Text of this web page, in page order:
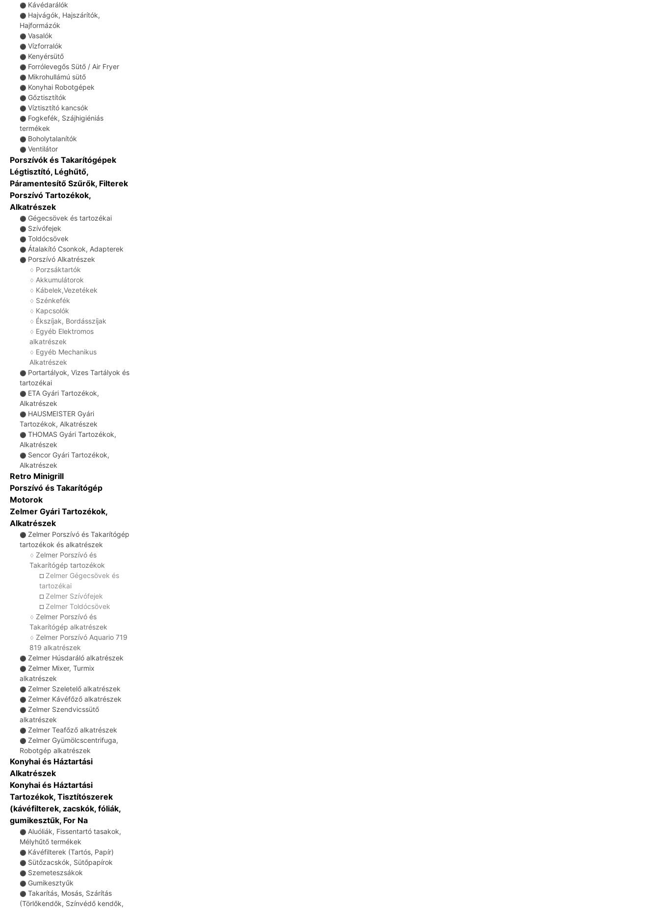
⚫ Kávédarálók
⚫ Hajvágók, Hajszárítók,
Hajformázók
⚫ Vasalók
⚫ Vízforralók
⚫ Kenyérsütő
⚫ Forrólevegős Sütő / Air Fryer
⚫ Mikrohullámú sütő
⚫ Konyhai Robotgépek
⚫ Gőztisztítók
⚫ Víztisztító kancsók
⚫ Fogkefék, Szájhigiéniás
termékek
⚫ Boholytalanítók
⚫ Ventilátor
Porszívók és Takarítógépek
Légtisztító, Léghűtő,
Páramentesítő Szűrők, Filterek
Porszívó Tartozékok,
Alkatrészek
⚫ Gégecsövek és tartozékai
⚫ Szívófejek
⚫ Toldócsövek
⚫ Átalakító Csonkok, Adapterek
⚫ Porszívó Alkatrészek
♢ Porzsáktartók
♢ Akkumulátorok
♢ Kábelek,Vezetékek
♢ Szénkefék
♢ Kapcsolók
♢ Ékszíjak, Bordásszíjak
♢ Egyéb Elektromos
alkatrészek
♢ Egyéb Mechanikus
Alkatrészek
⚫ Portartályok, Vizes Tartályok és
tartozékai
⚫ ETA Gyári Tartozékok,
Alkatrészek
⚫ HAUSMEISTER Gyári
Tartozékok, Alkatrészek
⚫ THOMAS Gyári Tartozékok,
Alkatrészek
⚫ Sencor Gyári Tartozékok,
Alkatrészek
Retro Minigrill
Porszívó és Takarítógép
Motorok
Zelmer Gyári Tartozékok,
Alkatrészek
⚫ Zelmer Porszívó és Takarítógép
tartozékok és alkatrészek
♢ Zelmer Porszívó és
Takarítógép tartozékok
☐ Zelmer Gégecsövek és
tartozékai
☐ Zelmer Szívófejek
☐ Zelmer Toldócsövek
♢ Zelmer Porszívó és
Takarítógép alkatrészek
♢ Zelmer Porszívó Aquario 719
819 alkatrészek
⚫ Zelmer Húsdaráló alkatrészek
⚫ Zelmer Mixer, Turmix
alkatrészek
⚫ Zelmer Szeletelő alkatrészek
⚫ Zelmer Kávéfőző alkatrészek
⚫ Zelmer Szendvicssütő
alkatrészek
⚫ Zelmer Teafőző alkatrészek
⚫ Zelmer Gyümölcscentrifuga,
Robotgép alkatrészek
Konyhai és Háztartási
Alkatrészek
Konyhai és Háztartási
Tartozékok, Tisztítószerek
(kávéfilterek, zacskók, fóliák,
gumikesztűk, For Na
⚫ Aluóliák, Fissentartó tasakok,
Mélyhűtő termékek
⚫ Kávéfilterek (Tartós, Papír)
⚫ Sütőzacskók, Sütőpapírok
⚫ Szemeteszsákok
⚫ Gumikesztyűk
⚫ Takarítás, Mosás, Szárítás
(Törlőkendők, Színvédő kendők,